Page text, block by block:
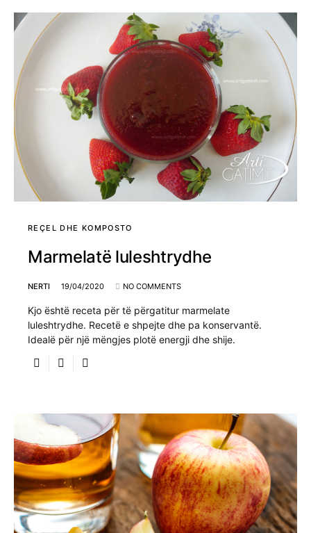
REÇEL DHE KOMPOSTO
Marmelatë luleshtrydhe
NERTI 19/04/2020 NO COMMENTS
Kjo është receta për të përgatitur marmelate
luleshtrydhe. Recetë e shpejte dhe pa konservantë.
Idealë për një mëngjes plotë energji dhe shije.